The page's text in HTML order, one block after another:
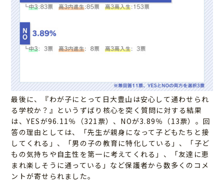
最後に、『わが子にとって日大豊山は安心して通わせられ
る学校か？』というずばり核心を突く質問に対する結果
は、YESが96.11％（321票）、NOが3.89％（13票）。回
答の理由としては、「先生が親身になって子どもたちと接
してくれる」、「男の子の教育に特化している」、「子ど
もの気持ちや自主性を第一に考えてくれる」、「友達に恵
まれ楽しそうに通っている」など保護者から数多くのコメ
ントが寄せられました。